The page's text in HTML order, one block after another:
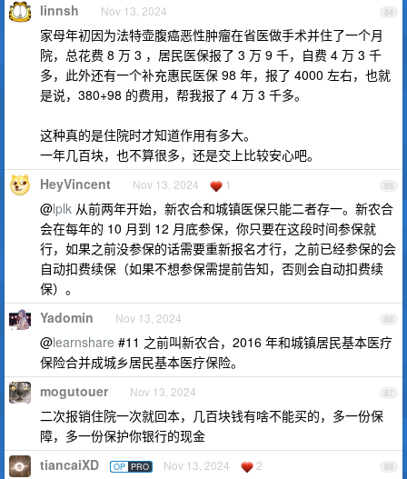
84
linnsh Nov 13, 2024
家母年初因为法特壶腹癌恶性肿瘤在省医做手术并住了一个月
院，总花费 8 万 3 ，居民医保报了 3 万 9 千，自费 4 万 3 千
多，此外还有一个补充惠民医保 98 年，报了 4000 左右，也就
是说，380+98 的费用，帮我报了 4 万 3 千多。
这种真的是住院时才知道作用有多大。
一年几百块，也不算很多，还是交上比较安心吧。
85
HeyVincent Nov 13, 2024 1
@lplk 从前两年开始，新农合和城镇医保只能二者存一。新农合
会在每年的 10 月到 12 月底参保，你只要在这段时间参保就
行，如果之前没参保的话需要重新报名才行，之前已经参保的会
自动扣费续保（如果不想参保需提前告知，否则会自动扣费续
保）。
86
Yadomin Nov 13, 2024
@learnshare #11 之前叫新农合，2016 年和城镇居民基本医疗
保险合并成城乡居民基本医疗保险。
87
mogutouer Nov 13, 2024
二次报销住院一次就回本，几百块钱有啥不能买的，多一份保
障，多一份保护你银行的现金
88
tiancaiXD OP PRO Nov 13, 2024 2